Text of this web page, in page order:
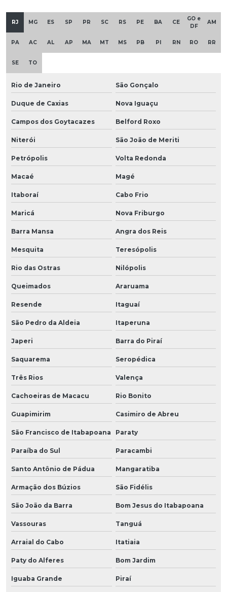
RJ MG ES SP PR SC RS PE BA CE
GO e
DF
AM
PA AC AL AP MA MT MS PB PI RN RO RR
SE TO
Rio de Janeiro São Gonçalo
Duque de Caxias Nova Iguaçu
Campos dos Goytacazes Belford Roxo
Niterói São João de Meriti
Petrópolis Volta Redonda
Macaé Magé
Itaboraí Cabo Frio
Maricá Nova Friburgo
Barra Mansa Angra dos Reis
Mesquita Teresópolis
Rio das Ostras Nilópolis
Queimados Araruama
Resende Itaguaí
São Pedro da Aldeia Itaperuna
Japeri Barra do Piraí
Saquarema Seropédica
Três Rios Valença
Cachoeiras de Macacu Rio Bonito
Guapimirim Casimiro de Abreu
São Francisco de Itabapoana Paraty
Paraíba do Sul Paracambi
Santo Antônio de Pádua Mangaratiba
Armação dos Búzios São Fidélis
São João da Barra Bom Jesus do Itabapoana
Vassouras Tanguá
Arraial do Cabo Itatiaia
Paty do Alferes Bom Jardim
Iguaba Grande Piraí